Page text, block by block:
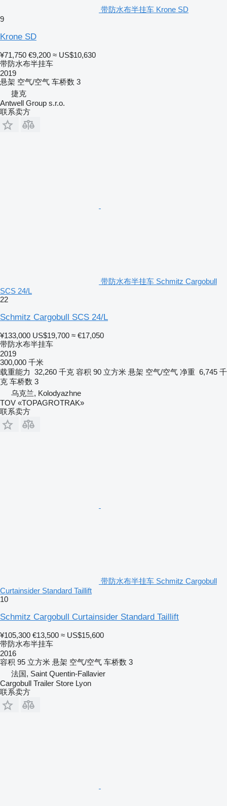
带防水布半挂车 Krone SD
9
Krone SD
¥71,750 €9,200 ≈ US$10,630
带防水布半挂车
2019
悬架 空气/空气 车桥数 3
捷克
Antwell Group s.r.o.
联系卖方
带防水布半挂车 Schmitz Cargobull
SCS 24/L
22
Schmitz Cargobull SCS 24/L
¥133,000 US$19,700 ≈ €17,050
带防水布半挂车
2019
300,000 千米
载重能力 32,260 千克 容积 90 立方米 悬架 空气/空气 净重 6,745 千
克 车桥数 3
乌克兰, Kolodyazhne
TOV «TOPAGROTRAK»
联系卖方
带防水布半挂车 Schmitz Cargobull
Curtainsider Standard Taillift
10
Schmitz Cargobull Curtainsider Standard Taillift
¥105,300 €13,500 ≈ US$15,600
带防水布半挂车
2016
容积 95 立方米 悬架 空气/空气 车桥数 3
法国, Saint Quentin-Fallavier
Cargobull Trailer Store Lyon
联系卖方